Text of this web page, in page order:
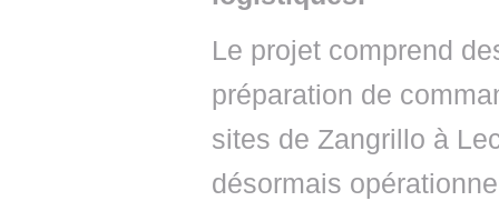
Le projet comprend
préparation de
sites de Zangrillo à
désormais